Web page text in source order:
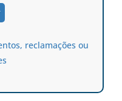
reclamações ou